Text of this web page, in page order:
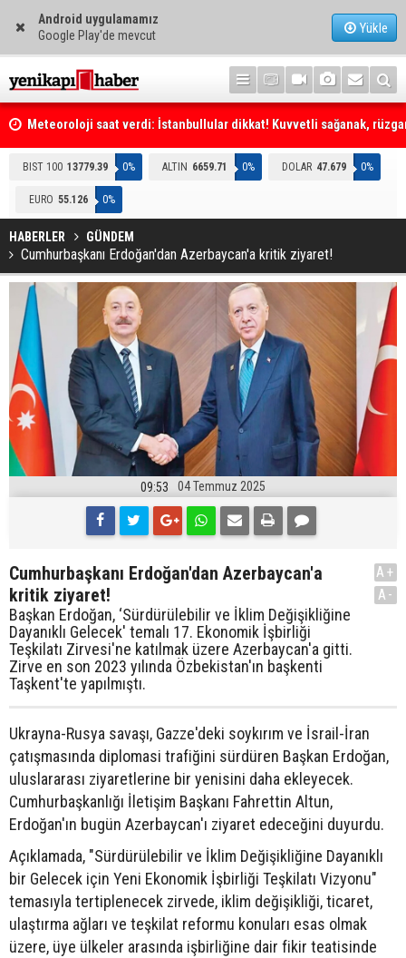
Android uygulamamız
Google Play'de mevcut
Yükle
Meteoroloji saat verdi: İstanbullular dikkat! Kuvvetli sağanak,
fırtına geliyor... Tedbirinizi alın
Emniyet Genel Müdürlüğüne (EGM) 6 bin 250 kadro ihdas edildi
BIST 100 13779.39 0% ALTIN 6659.71 0% DOLAR 47.679 0%
EURO 55.126 0%
HABERLER GÜNDEM
Cumhurbaşkanı Erdoğan'dan Azerbaycan'a kritik ziyaret!
09:53 04 Temmuz 2025
Cumhurbaşkanı Erdoğan'dan Azerbaycan'a
kritik ziyaret!
Başkan Erdoğan, ‘Sürdürülebilir ve İklim Değişikliğine
Dayanıklı Gelecek' temalı 17. Ekonomik İşbirliği
Teşkilatı Zirvesi'ne katılmak üzere Azerbaycan'a gitti.
Zirve en son 2023 yılında Özbekistan'ın başkenti
Taşkent'te yapılmıştı.
A+
A-
Ukrayna-Rusya savaşı, Gazze'deki soykırım ve İsrail-İran
çatışmasında diplomasi trafiğini sürdüren Başkan Erdoğan,
uluslararası ziyaretlerine bir yenisini daha ekleyecek.
Cumhurbaşkanlığı İletişim Başkanı Fahrettin Altun,
Erdoğan'ın bugün Azerbaycan'ı ziyaret edeceğini duyurdu.
Açıklamada, "Sürdürülebilir ve İklim Değişikliğine Dayanıklı
bir Gelecek için Yeni Ekonomik İşbirliği Teşkilatı Vizyonu"
temasıyla tertiplenecek zirvede, iklim değişikliği, ticaret,
ulaştırma ağları ve teşkilat reformu konuları esas olmak
üzere, üye ülkeler arasında işbirliğine dair fikir teatisinde